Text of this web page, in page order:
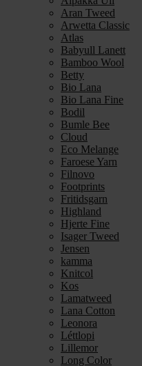
Aran Tweed
Arwetta Classic
Atlas
Babyull Lanett
Bamboo Wool
Betty
Bio Lana
Bio Lana Fine
Bodil
Bumle Bee
Cloud
Eco Melange
Faroese Yarn
Filnovo
Footprints
Fritidsgarn
Highland
Hjerte Fine
Isager Tweed
Jensen
kamma
Knitcol
Kos
Lamatweed
Lana Cotton
Leonora
Léttlopi
Lillemor
Long Color